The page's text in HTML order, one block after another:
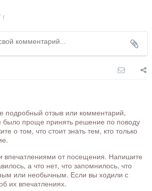
1
подробный отзыв или комментарий,
проще принять решение по поводу
о том, что стоит знать тем, кто только
впечатлениями от посещения. Напишите
а что нет, что запомнилось, что
или необычным. Если вы ходили с
их впечатлениях.